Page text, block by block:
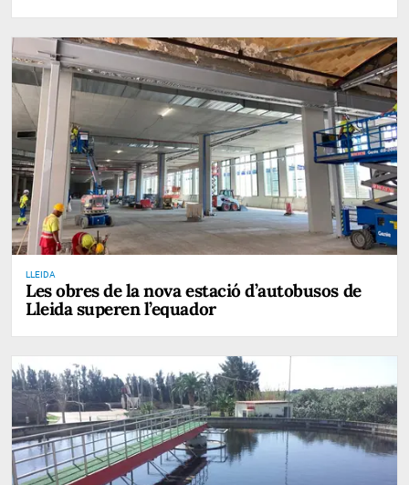
LLEIDA
Les obres de la nova estació d’autobusos de
Lleida superen l’equador